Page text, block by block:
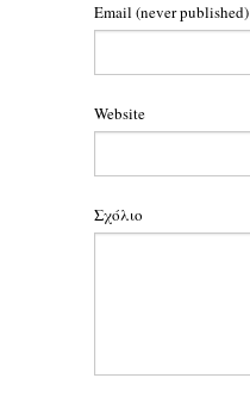
Email (never published)
Website
Σχόλιο